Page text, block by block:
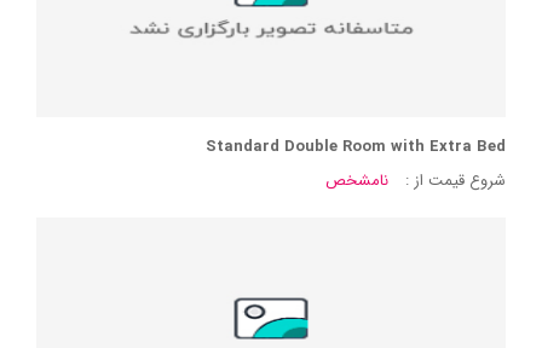
Standard Double Room with Extra Bed
شروع قیمت از :
نامشخص